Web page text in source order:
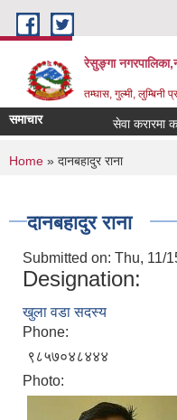
Skip to main content
रेसुङ्गा
तम्घास, गुल्मी, लुम्बिनी
समाचार सेवा करारमा
You are here
Home » दानबहादुर राना
दानबहादुर राना
Submitted on: Thu, 11/
Designation:
खुला वडा सदस्य
Phone:
९८५७०४८४४४
Photo: